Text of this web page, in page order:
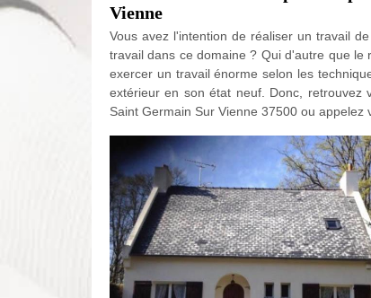
Vienne
Vous avez l'intention de réaliser un travail
travail dans ce domaine ? Qui d'autre que le
exercer un travail énorme selon les
extérieur en son état neuf. Donc, retrouvez
Saint Germain Sur Vienne 37500 ou appelez